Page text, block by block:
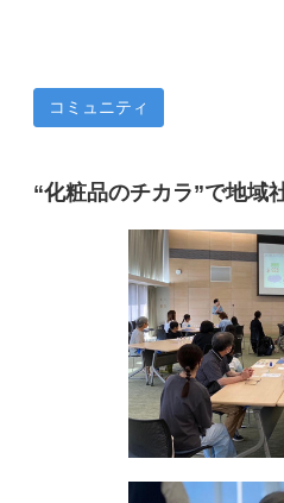
コミュニティ
“化粧品のチカラ”で地域